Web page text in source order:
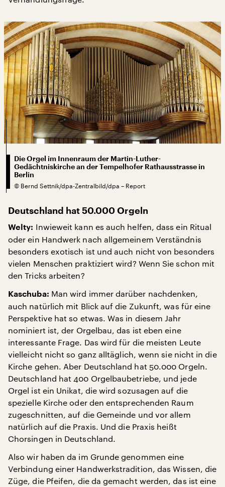
Die Orgel im Innenraum der Martin-Luther-
Gedächtniskirche an der Tempelhofer Rathausstrasse in
Berlin
© Bernd Settnik/dpa-Zentralbild/dpa – Report
Deutschland hat 50.000 Orgeln
Welty: Inwieweit kann es auch helfen, dass ein Ritual
oder ein Handwerk nach allgemeinem Verständnis
besonders exotisch ist und auch nicht von besonders
vielen Menschen praktiziert wird? Wenn Sie schon mit
den Tricks arbeiten?
Kaschuba: Man wird immer darüber nachdenken,
auch natürlich mit Blick auf die Zukunft, was für eine
Perspektive hat so etwas. Was in diesem Jahr
nominiert ist, der Orgelbau, das ist eben eine
interessante Frage. Das wird für die meisten Leute
vielleicht nicht so ganz alltäglich, wenn sie nicht in die
Kirche gehen. Aber Deutschland hat 50.000 Orgeln.
Deutschland hat 400 Orgelbaubetriebe, und jede
Orgel ist ein Unikat, die wird sozusagen auf die
spezielle Kirche oder den entsprechenden Raum
zugeschnitten, auf die Gemeinde und vor allem
natürlich auf die Praxis. Und die Praxis heißt
Chorsingen in Deutschland.
Also wir haben da im Grunde genommen eine
Verbindung einer Handwerkstradition, das Wissen, die
Züge, die Pfeifen, die da gemacht werden, das ist eine